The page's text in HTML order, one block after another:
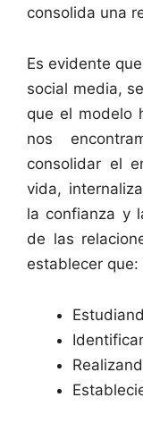
consolida una
Es evidente
social media,
que el modelo
nos
consolidar el
vida,
la confianza y
de las
establecer que: